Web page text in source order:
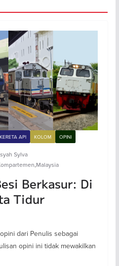
KERETA API KOLOM OPINI
Sylva
,Malaysia
Berkasur: Di
Tidur
dari Penulis sebagai
opini ini tidak mewakilkan